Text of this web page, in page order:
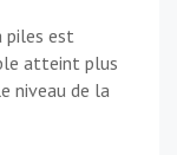
piles est
atteint plus
niveau de la